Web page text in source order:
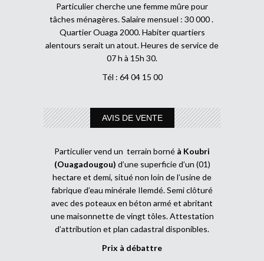
Particulier cherche une femme mûre pour
tâches ménagères. Salaire mensuel : 30 000 .
Quartier Ouaga 2000. Habiter quartiers
alentours serait un atout. Heures de service de
07 h à 15h 30.
Tél : 64 04 15 00
AVIS DE VENTE
Particulier vend un terrain borné à Koubri
(Ouagadougou) d’une superficie d’un (01)
hectare et demi, situé non loin de l’usine de
fabrique d’eau minérale Ilemdé. Semi clôturé
avec des poteaux en béton armé et abritant
une maisonnette de vingt tôles. Attestation
d’attribution et plan cadastral disponibles.
Prix à débattre